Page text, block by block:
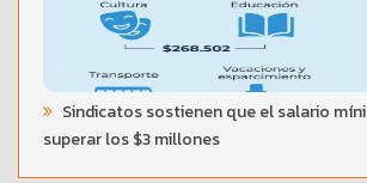
Sindicatos sostienen que el salario
superar los $3 millones